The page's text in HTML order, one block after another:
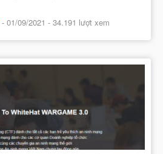
- 01/09/2021 - 34.191 lượt xem